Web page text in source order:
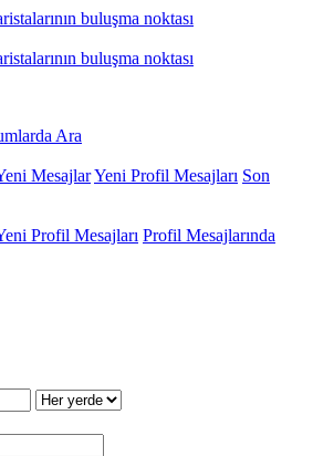
Ara
MesajlarYeni Profil Mesajları Son
Profil Mesajları Profil Mesajlarında